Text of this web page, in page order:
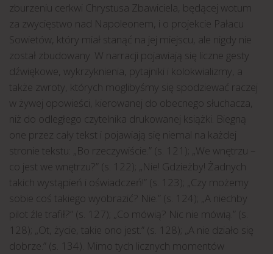
zburzeniu cerkwi Chrystusa Zbawiciela, będącej wotum
za zwycięstwo nad Napoleonem, i o projekcie Pałacu
Sowietów, który miał stanąć na jej miejscu, ale nigdy nie
został zbudowany. W narracji pojawiają się liczne gesty
dźwiękowe, wykrzyknienia, pytajniki i kolokwializmy, a
także zwroty, których moglibyśmy się spodziewać raczej
w żywej opowieści, kierowanej do obecnego słuchacza,
niż do odległego czytelnika drukowanej książki. Biegną
one przez cały tekst i pojawiają się niemal na każdej
stronie tekstu: „Bo rzeczywiście.” (s. 121); „We wnętrzu –
co jest we wnętrzu?” (s. 122); „Nie! Gdzieżby! Żadnych
takich wystąpień i oświadczeń!” (s. 123); „Czy możemy
sobie coś takiego wyobrazić? Nie.” (s. 124); „A niechby
pilot źle trafił?” (s. 127); „Co mówią? Nic nie mówią.” (s.
128); „Ot, życie, takie ono jest.” (s. 128); „A nie działo się
dobrze.” (s. 134). Mimo tych licznych momentów